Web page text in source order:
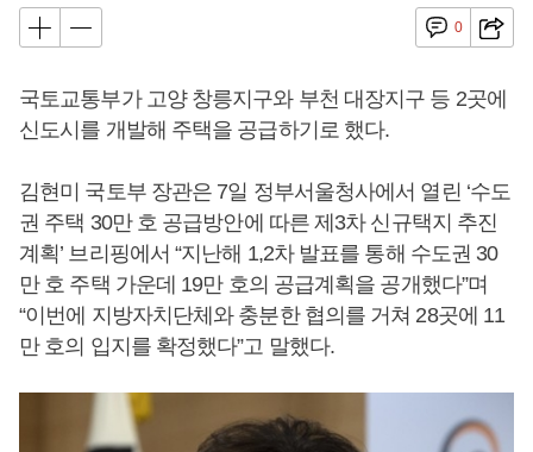
0
국토교통부가 고양 창릉지구와 부천 대장지구 등 2곳에
신도시를 개발해 주택을 공급하기로 했다.
김현미 국토부 장관은 7일 정부서울청사에서 열린 ‘수도
권 주택 30만 호 공급방안에 따른 제3차 신규택지 추진
계획’ 브리핑에서 “지난해 1,2차 발표를 통해 수도권 30
만 호 주택 가운데 19만 호의 공급계획을 공개했다”며
“이번에 지방자치단체와 충분한 협의를 거쳐 28곳에 11
만 호의 입지를 확정했다”고 말했다.